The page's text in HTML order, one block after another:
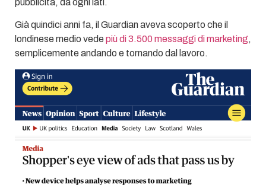
Già quindici anni fa, il Guardian aveva scoperto che il
londinese medio vedepiù di 3.500 messaggi di marketing,
semplicemente andando e tornando dal lavoro.